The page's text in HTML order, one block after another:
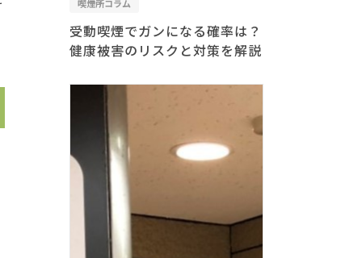
喫煙所コラム
受動喫煙でガンになる確率は？
健康被害のリスクと対策を解説